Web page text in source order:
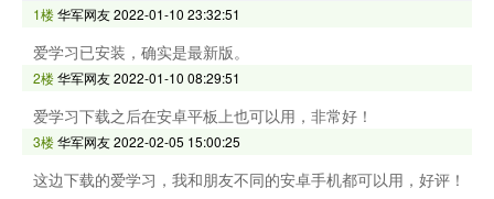
1楼华军网友2022-01-10 23:32:51
爱学习已安装，确实是最新版。
2楼华军网友2022-01-10 08:29:51
爱学习下载之后在安卓平板上也可以用，非常好！
3楼华军网友2022-02-05 15:00:25
这边下载的爱学习，我和朋友不同的安卓手机都可以用，好评！